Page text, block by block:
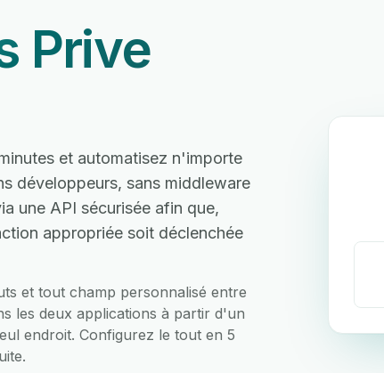
Prive
et automatisez n'importe
développeurs, sans middleware
une API sécurisée afin que,
appropriée soit déclenchée
et tout champ personnalisé entre
les deux applications à partir d'un
endroit. Configurez le tout en 5